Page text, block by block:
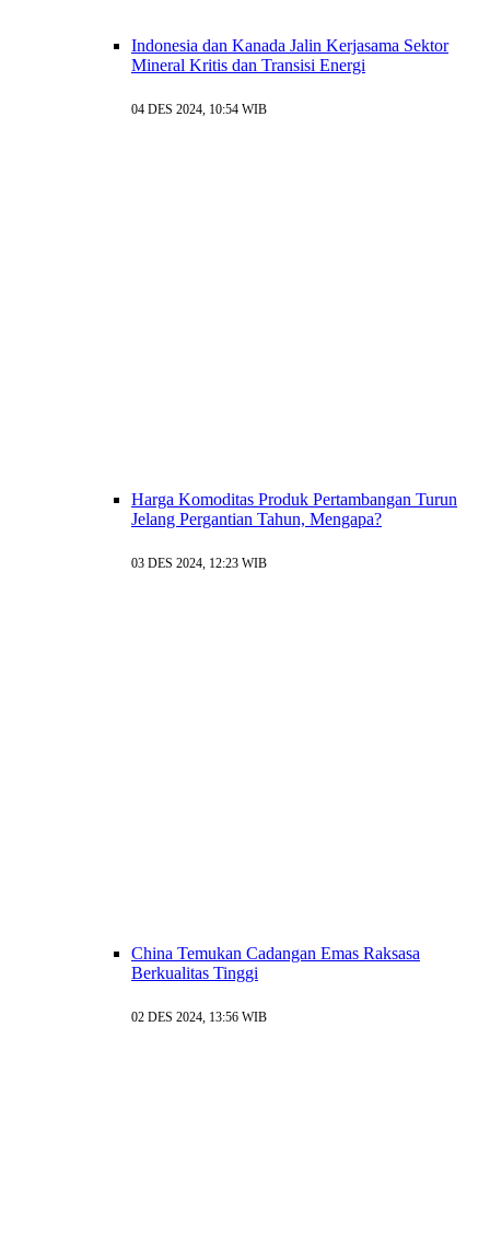
Indonesia dan Kanada Jalin Kerjasama Sektor
Mineral Kritis dan Transisi Energi
04 DES 2024, 10:54 WIB
Harga Komoditas Produk Pertambangan Turun
Jelang Pergantian Tahun, Mengapa?
03 DES 2024, 12:23 WIB
China Temukan Cadangan Emas Raksasa
Berkualitas Tinggi
02 DES 2024, 13:56 WIB